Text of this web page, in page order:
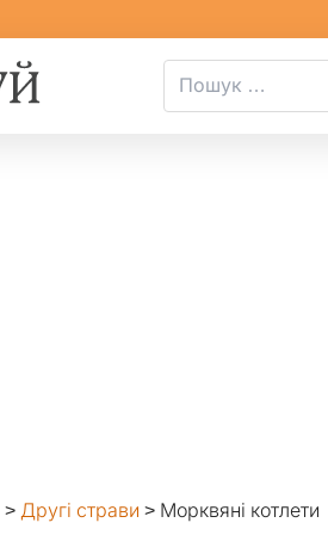
> Другі страви > Морквяні котлети